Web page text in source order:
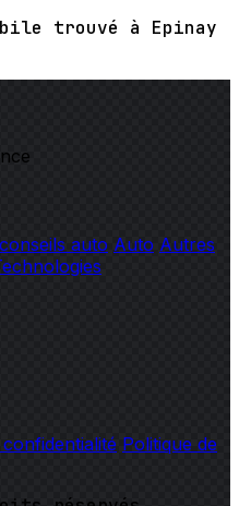
trouvé à Epinay
auto Auto Autres
Politique de